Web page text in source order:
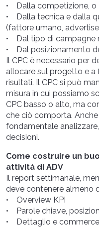
• Dalla competizione, o
• Dalla tecnica e dalla
(fattore umano,
• Dal tipo di campagne
• Dal posizionamento
Il CPC è necessario per
allocare sul progetto e a
risultati. Il CPC si può
misura in cui possiamo
CPC basso o alto, ma
che ciò comporta.
fondamentale
decisioni.
Come costruire un
attività di ADV
Il report settimanale,
deve contenere almeno
• Overview KPI
• Parole chiave,
• Dettaglio e